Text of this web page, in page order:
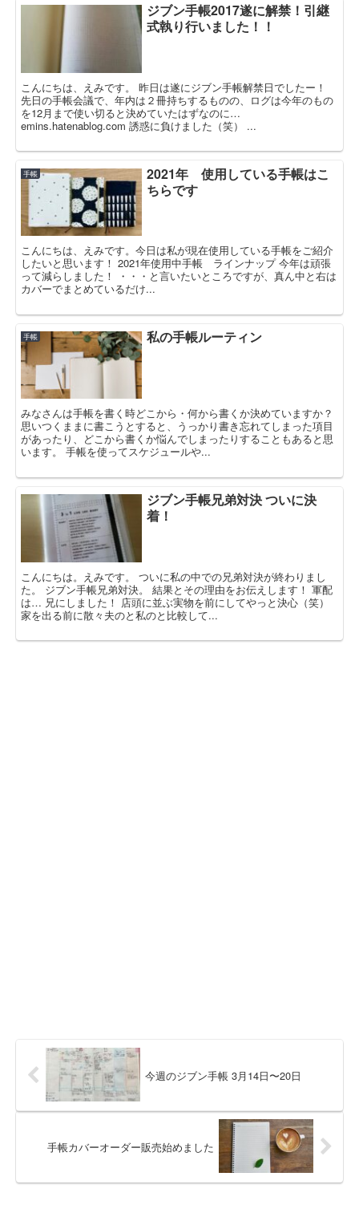
ジブン手帳2017遂に解禁！引継
式執り行いました！！
こんにちは、えみです。 昨日は遂にジブン手帳解禁日でしたー！
先日の手帳会議で、年内は２冊持ちするものの、ログは今年のもの
を12月まで使い切ると決めていたはずなのに…
emins.hatenablog.com 誘惑に負けました（笑） ...
手帳
2021年 使用している手帳はこ
ちらです
こんにちは、えみです。今日は私が現在使用している手帳をご紹介
したいと思います！ 2021年使用中手帳 ラインナップ 今年は頑張
って減らしました！ ・・・と言いたいところですが、真ん中と右は
カバーでまとめているだけ...
手帳 私の手帳ルーティン
みなさんは手帳を書く時どこから・何から書くか決めていますか？
思いつくままに書こうとすると、うっかり書き忘れてしまった項目
があったり、どこから書くか悩んでしまったりすることもあると思
います。 手帳を使ってスケジュールや...
ジブン手帳兄弟対決 ついに決
着！
こんにちは。えみです。 ついに私の中での兄弟対決が終わりまし
た。 ジブン手帳兄弟対決。 結果とその理由をお伝えします！ 軍配
は… 兄にしました！ 店頭に並ぶ実物を前にしてやっと決心（笑）
家を出る前に散々夫のと私のと比較して...
今週のジブン手帳 3月14日〜20日
手帳カバーオーダー販売始めました